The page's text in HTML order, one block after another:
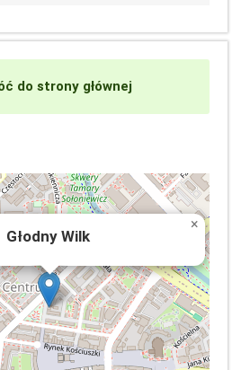
do strony głównej
Głodny Wilk
×